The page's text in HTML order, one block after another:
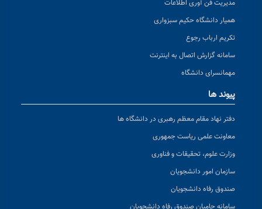
مدیریت فن آوری اطلاعات
همیار دانشگاه حکیم سبزواری
تکریم ارباب رجوع
سامانه گزارش اتصال به اینترنت
مهمانسرای دانشگاه
پیوند ها
دفتر نهاد مقام معظم رهبری در دانشگاه ها
معاونت علمی ریاست جمهوری
وزارت علوم، تحقیقات و فناوری
سازمان امور دانشجویان
صندوق رفاه دانشجویان
سامانه حامیان صندوق رفاه دانشجویان